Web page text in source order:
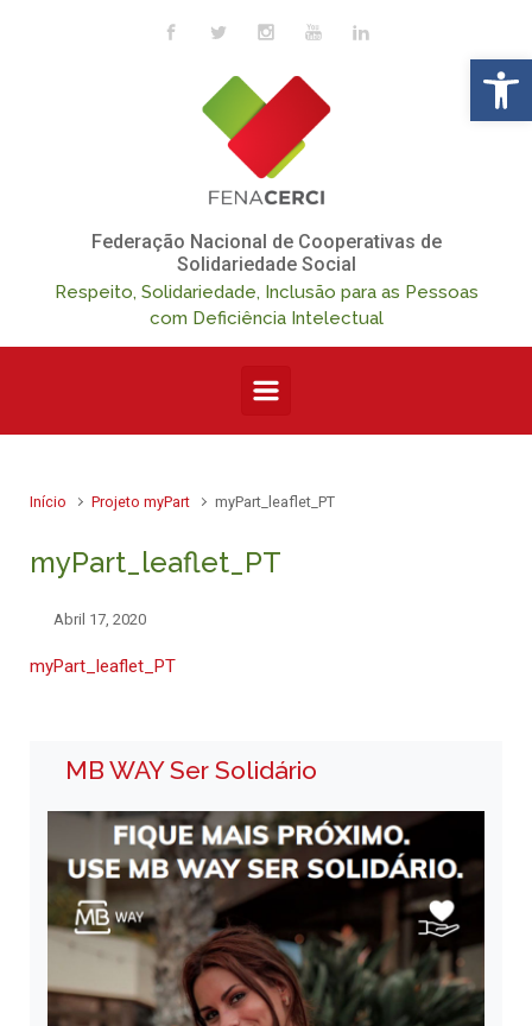
Skip to main content
Federação Nacional de Cooperativas de
Solidariedade Social
Respeito, Solidariedade, Inclusão para as Pessoas
com Deficiência Intelectual
Início Projeto myPart myPart_leaflet_PT
myPart_leaflet_PT
Abril 17, 2020
myPart_leaflet_PT
MB WAY Ser Solidário